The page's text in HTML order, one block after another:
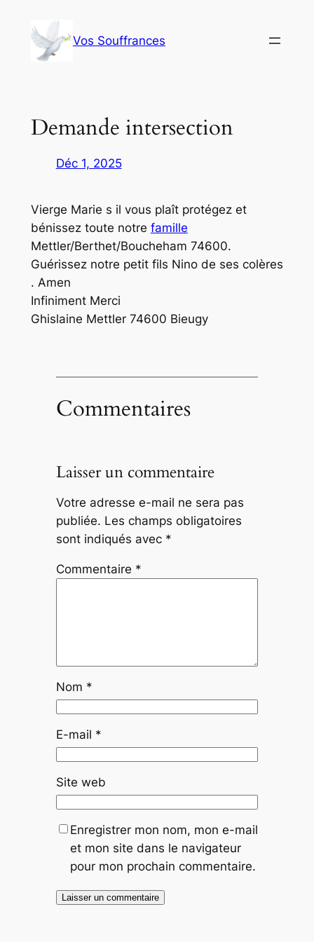
contenu
Vos Souffrances
Demande intersection
Déc 1, 2025
Vierge Marie s il vous plaît protégez et
bénissez toute notre famille
Mettler/Berthet/Boucheham 74600.
Guérissez notre petit fils Nino de ses colères
. Amen
Infiniment Merci
Ghislaine Mettler 74600 Bieugy
Commentaires
Laisser un commentaire
Votre adresse e-mail ne sera pas
publiée. Les champs obligatoires
sont indiqués avec *
Commentaire *
Nom *
E-mail *
Site web
Enregistrer mon nom, mon e-mail
et mon site dans le navigateur
pour mon prochain commentaire.